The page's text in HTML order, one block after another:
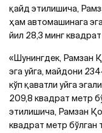
қайд этилишича,
ҳам автомашинага
йил 28,3 минг
«Шунингдек, Рамзан
эга уйга, майдони
кўп қаватли уйга
209,8 квадрат метр
этилишича, Рамзан
квадрат метр бўлган